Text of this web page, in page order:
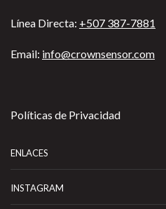
Línea Directa: +507 387-7881
Email: info@crownsensor.com
Políticas de Privacidad
ENLACES
INSTAGRAM